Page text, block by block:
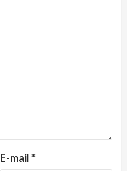
E-mail*